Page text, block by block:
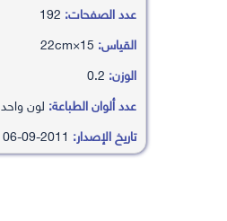
عدد الصفحات:
القياس:
الوزن:
عدد ألوان الطباعة: لون واحد
تاريخ الإصدار: